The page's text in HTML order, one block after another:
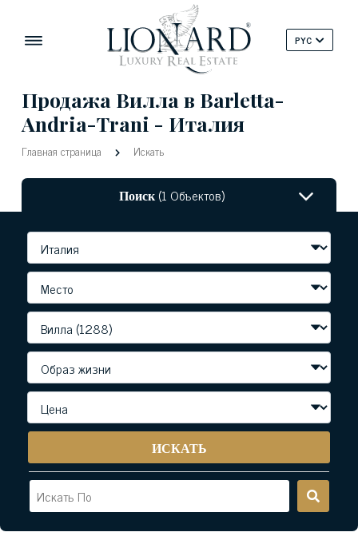
PYC
Продажа Вилла в Barletta-
Andria-Trani - Италия
Главная страница Искать
Поиск(1 Объектов)
ИСКАТЬ